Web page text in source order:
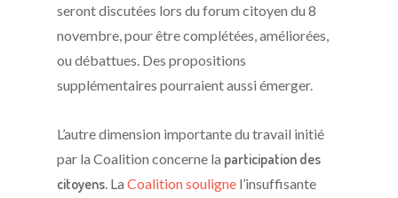
seront discutées lors du forum citoyen du 8
novembre, pour être complétées, améliorées,
ou débattues. Des propositions
supplémentaires pourraient aussi émerger.
L’autre dimension importante du travail initié
par la Coalition concerne la participation des
citoyens. La Coalition souligne l’insuffisante